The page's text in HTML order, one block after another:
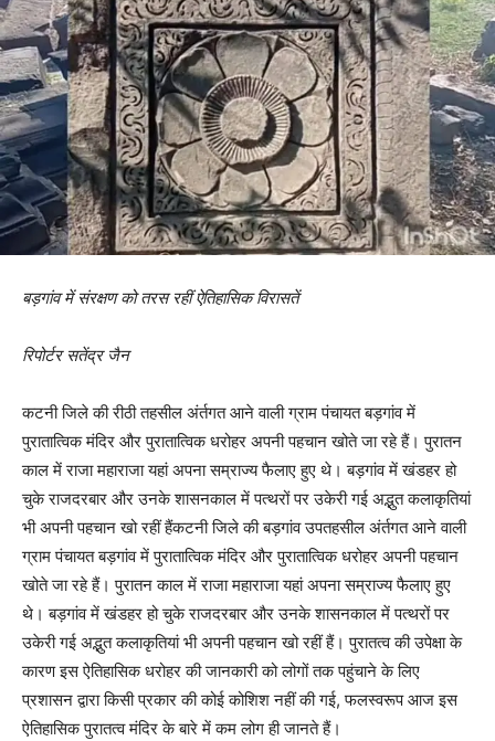
बड़गांव में संरक्षण को तरस रहीं ऐतिहासिक विरासतें
रिपोर्टर सतेंद्र जैन
कटनी जिले की रीठी तहसील अंर्तगत आने वाली ग्राम पंचायत बड़गांव में
पुरातात्विक मंदिर और पुरातात्विक धरोहर अपनी पहचान खोते जा रहे हैं। पुरातन
काल में राजा महाराजा यहां अपना सम्राज्य फैलाए हुए थे। बड़गांव में खंडहर हो
चुके राजदरबार और उनके शासनकाल में पत्थरों पर उकेरी गई अद्भुत कलाकृतियां
भी अपनी पहचान खो रहीं हैंकटनी जिले की बड़गांव उपतहसील अंर्तगत आने वाली
ग्राम पंचायत बड़गांव में पुरातात्विक मंदिर और पुरातात्विक धरोहर अपनी पहचान
खोते जा रहे हैं। पुरातन काल में राजा महाराजा यहां अपना सम्राज्य फैलाए हुए
थे। बड़गांव में खंडहर हो चुके राजदरबार और उनके शासनकाल में पत्थरों पर
उकेरी गई अद्भुत कलाकृतियां भी अपनी पहचान खो रहीं हैं। पुरातत्व की उपेक्षा के
कारण इस ऐतिहासिक धरोहर की जानकारी को लोगों तक पहुंचाने के लिए
प्रशासन द्वारा किसी प्रकार की कोई कोशिश नहीं की गई, फलस्वरूप आज इस
ऐतिहासिक पुरातत्व मंदिर के बारे में कम लोग ही जानते हैं।